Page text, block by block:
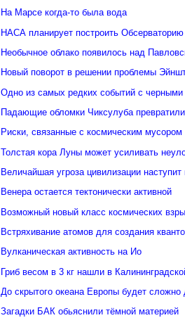
На Марсе когда-то была вода
НАСА планирует построить
Необычное облако появилось над
Новый поворот в решении проблемы
Одно из самых редких событий с
Падающие обломки Чиксулуба
Риски, связанные с космическим мусором
Толстая кора Луны может усиливать
Величайшая угроза цивилизации
Венера остается тектонически активной
Возможный новый класс космических
Встряхивание атомов для создания
Вулканическая активность на Ио
Гриб весом в 3 кг нашли в
До скрытого океана Европы будет сложно
Загадки БАК обьяснили тёмной материей